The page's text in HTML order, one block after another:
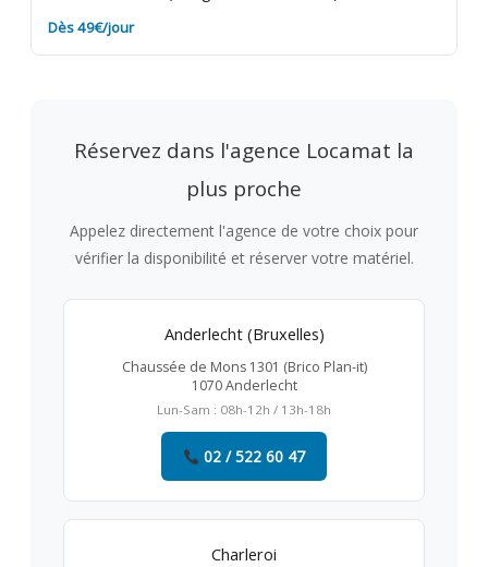
Dès 49€/jour
Réservez dans l'agence Locamat la
plus proche
Appelez directement l'agence de votre choix pour
vérifier la disponibilité et réserver votre matériel.
Anderlecht (Bruxelles)
Chaussée de Mons 1301 (Brico Plan-it)
1070 Anderlecht
Lun-Sam : 08h-12h / 13h-18h
02 / 522 60 47
Charleroi